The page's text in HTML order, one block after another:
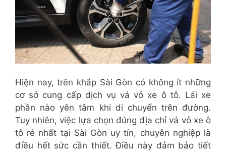
Hiện nay, trên khắp Sài Gòn có không ít những
cơ sở cung cấp dịch vụ vá vỏ xe ô tô. Lái xe
phần nào yên tâm khi di chuyển trên đường.
Tuy nhiên, việc lựa chọn đúng địa chỉ vá vỏ xe ô
tô rẻ nhất tại Sài Gòn uy tín, chuyên nghiệp là
điều hết sức cần thiết. Điều này đảm bảo tiết